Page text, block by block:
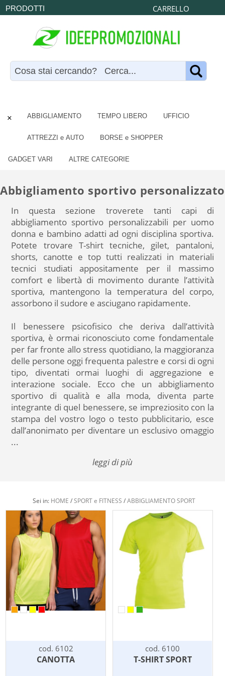
CARRELLO
× ABBIGLIAMENTO TEMPO LIBERO UFFICIO
ATTREZZI e AUTO BORSE e SHOPPER
GADGET VARI ALTRE CATEGORIE
PRODOTTI
Abbigliamento sportivo personalizzato
In questa sezione troverete tanti capi di
abbigliamento sportivo personalizzabili per uomo
donna e bambino adatti ad ogni disciplina sportiva.
Potete trovare T-shirt tecniche, gilet, pantaloni,
shorts, canotte e top tutti realizzati in materiali
tecnici studiati appositamente per il massimo
comfort e libertà di movimento durante l’attività
sportiva, mantengono la temperatura del corpo,
assorbono il sudore e asciugano rapidamente.
Il benessere psicofisico che deriva dall’attività
sportiva, è ormai riconosciuto come fondamentale
per far fronte allo stress quotidiano, la maggioranza
delle persone oggi frequenta palestre e corsi di ogni
tipo, diventati ormai luoghi di aggregazione e
interazione sociale. Ecco che un abbigliamento
sportivo di qualità e alla moda, diventa parte
integrante di quel benessere, se impreziosito con la
stampa del vostro logo o testo pubblicitario, esce
dall’anonimato per diventare un esclusivo omaggio
...
leggi di più
Sei in: HOME / SPORT e FITNESS / ABBIGLIAMENTO SPORT
cod. 6102
CANOTTA
cod. 6100
T-SHIRT SPORT